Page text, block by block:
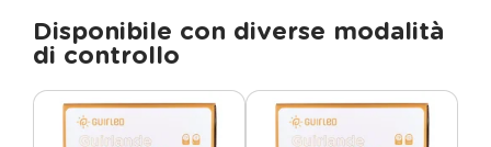
Disponibile con diverse modalità
di controllo